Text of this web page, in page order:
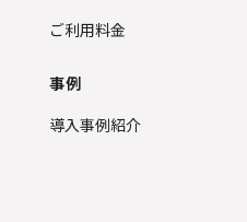
ご利用料金
事例
導入事例紹介